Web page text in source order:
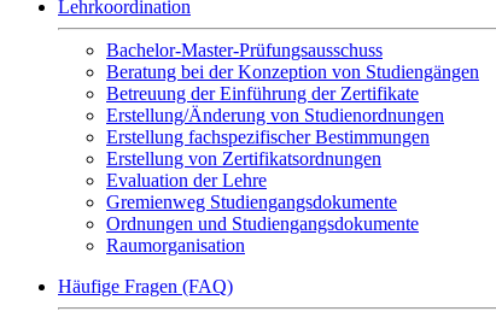
Lehrkoordination
Bachelor-Master-Prüfungsausschuss
Beratung bei der Konzeption von Studiengängen
Betreuung der Einführung der Zertifikate
Erstellung/Änderung von Studienordnungen
Erstellung fachspezifischer Bestimmungen
Erstellung von Zertifikatsordnungen
Evaluation der Lehre
Gremienweg Studiengangsdokumente
Ordnungen und Studiengangsdokumente
Raumorganisation
Häufige Fragen (FAQ)